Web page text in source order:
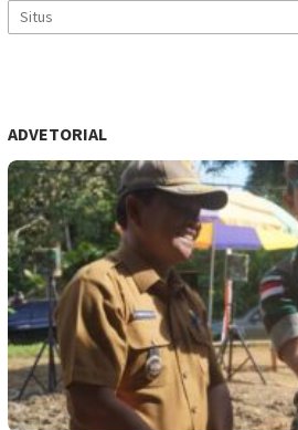
ADVETORIAL